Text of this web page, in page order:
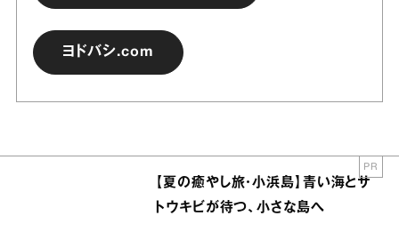
ヨドバシ.com
【夏の癒やし旅・小浜島】青い海とサ
トウキビが待つ、小さな島へ
PR